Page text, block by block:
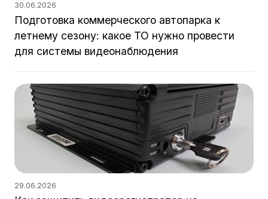
30.06.2026
Подготовка коммерческого автопарка к
летнему сезону: какое ТО нужно провести
для системы видеонаблюдения
29.06.2026